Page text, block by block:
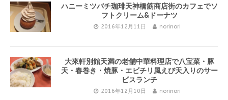
ハニーミツバチ珈琲天神橋筋商店街のカフェでソ
フトクリーム&ドーナツ
2016年12月11日 norinori
大來軒別館天満の老舗中華料理店で八宝菜・豚
天・春巻き・焼豚・エビチリ風えび天入りのサー
ビスランチ
2016年12月10日 norinori